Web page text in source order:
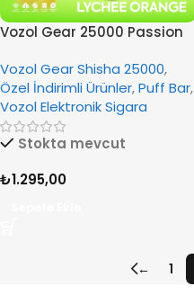
Vozol Gear 25000 Passion
Vozol Gear Shisha 25000,
Özel İndirimli Ürünler,Puff Bar,
Vozol Elektronik Sigara
Stokta mevcut
₺1.295,00
← 1